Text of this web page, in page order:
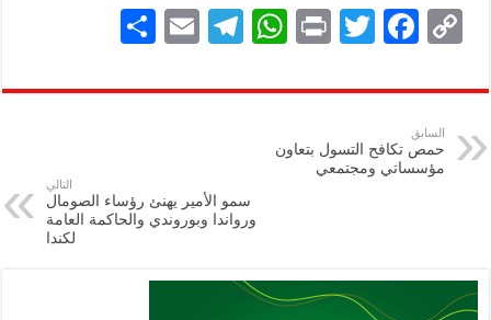
C
p
y
Li
F
eb
k
T
tt
P
nt
W
at
p
p
Te
gr
E
ai
ar
السابق
حمص تكافح التسول بتعاون
مؤسساتي ومجتمعي
التالي
سمو الأمير يهنئ رؤساء الصومال
ورواندا وبوروندي والحاكمة العامة
لكندا